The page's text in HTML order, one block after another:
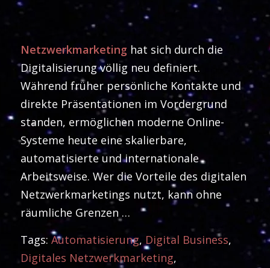
Netzwerkmarketinghat sich durch die
Digitalisierung völlig neu definiert.
Während früher persönliche Kontakte und
direkte Präsentationen im Vordergrund
standen, ermöglichen moderne Online-
Systeme heute eine skalierbare,
automatisierte und internationale
Arbeitsweise. Wer die Vorteile des digitalen
Netzwerkmarketings nutzt, kann ohne
räumliche Grenzen …
Tags: Automatisierung, Digital Business,
Digitales Netzwerkmarketing,